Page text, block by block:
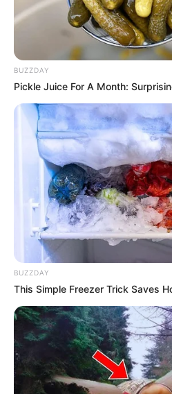
Ακολουθήστε το
News
ΤΑ ΠΙΟ
BUZZDAY
Pickle Juice For A Month:
BUZZDAY
This Simple Freezer Trick Saves